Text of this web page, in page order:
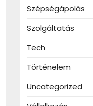
Szépségápolás
Szolgáltatás
Tech
Történelem
Uncategorized